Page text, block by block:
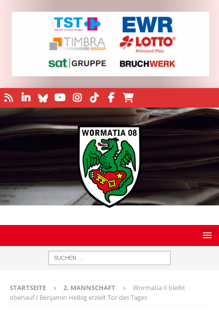
STARTSEITE 2. MANNSCHAFT
Wormatia II bleibt
obenauf / Benjamin Helbig erzielt Tor des Tages